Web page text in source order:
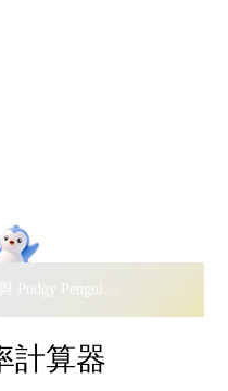
跨越冰原，攜手遠行 · 與 Pudgy Penguins 搖擺瓜分
計算器